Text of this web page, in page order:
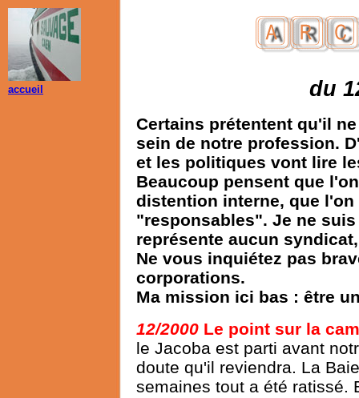
accueil du
Certains prétentent qu'il
sein de notre profession.
et les politiques vont lire
Beaucoup pensent que
distention interne, que
"responsables". Je ne
représente aucun
Ne vous inquiétez pas
corporations.
Ma mission ici bas : être
12/2000 Le point sur la
le Jacoba est parti avant
doute qu'il reviendra. La
semaines tout a été ratissé.